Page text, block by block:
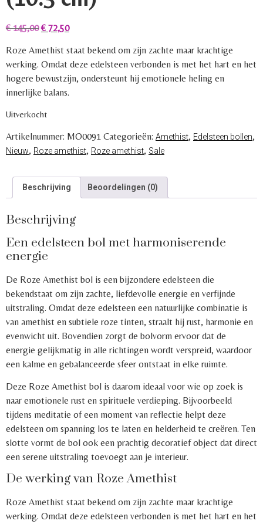
€145,00 € 72,50
Roze Amethist staat bekend om zijn zachte maar krachtige
werking. Omdat deze edelsteen verbonden is met het hart en het
hogere bewustzijn, ondersteunt hij emotionele heling en
innerlijke balans.
Uitverkocht
Artikelnummer: MO0091 Categorieën: Amethist, Edelsteen bollen,
Nieuw, Roze amethist, Roze amethist, Sale
Beschrijving Beoordelingen (0)
Beschrijving
Een edelsteen bol met harmoniserende
energie
De Roze Amethist bol is een bijzondere edelsteen die
bekendstaat om zijn zachte, liefdevolle energie en verfijnde
uitstraling. Omdat deze edelsteen een natuurlijke combinatie is
van amethist en subtiele roze tinten, straalt hij rust, harmonie en
evenwicht uit. Bovendien zorgt de bolvorm ervoor dat de
energie gelijkmatig in alle richtingen wordt verspreid, waardoor
een kalme en gebalanceerde sfeer ontstaat in elke ruimte.
Deze Roze Amethist bol is daarom ideaal voor wie op zoek is
naar emotionele rust en spirituele verdieping. Bijvoorbeeld
tijdens meditatie of een moment van reflectie helpt deze
edelsteen om spanning los te laten en helderheid te creëren. Ten
slotte vormt de bol ook een prachtig decoratief object dat direct
een serene uitstraling toevoegt aan je interieur.
De werking van Roze Amethist
Roze Amethist staat bekend om zijn zachte maar krachtige
werking. Omdat deze edelsteen verbonden is met het hart en het